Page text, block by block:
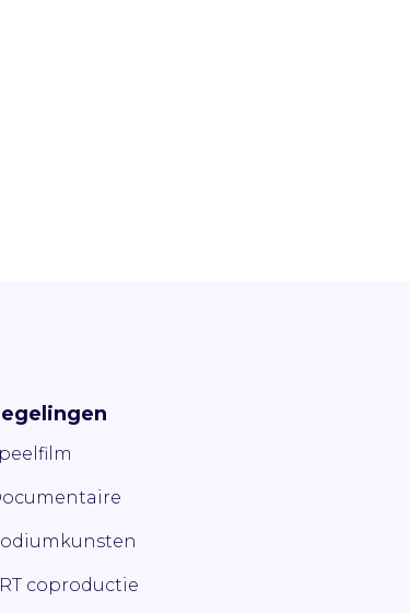
coproductie